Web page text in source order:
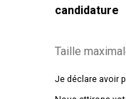
candidature
Taille
Je déclare avoir